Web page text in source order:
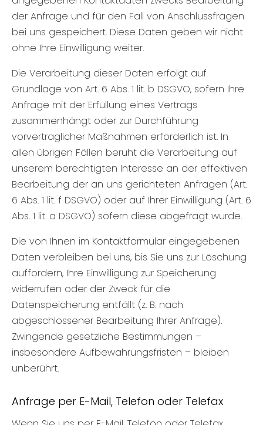
der Anfrage und für den Fall von Anschlussfragen
bei uns gespeichert. Diese Daten geben wir nicht
ohne Ihre Einwilligung weiter.
Die Verarbeitung dieser Daten erfolgt auf
Grundlage von Art. 6 Abs. 1 lit. b DSGVO, sofern Ihre
Anfrage mit der Erfüllung eines Vertrags
zusammenhängt oder zur Durchführung
vorvertraglicher Maßnahmen erforderlich ist. In
allen übrigen Fällen beruht die Verarbeitung auf
unserem berechtigten Interesse an der effektiven
Bearbeitung der an uns gerichteten Anfragen (Art.
6 Abs. 1 lit. f DSGVO) oder auf Ihrer Einwilligung (Art. 6
Abs. 1 lit. a DSGVO) sofern diese abgefragt wurde.
Die von Ihnen im Kontaktformular eingegebenen
Daten verbleiben bei uns, bis Sie uns zur Löschung
auffordern, Ihre Einwilligung zur Speicherung
widerrufen oder der Zweck für die
Datenspeicherung entfällt (z. B. nach
abgeschlossener Bearbeitung Ihrer Anfrage).
Zwingende gesetzliche Bestimmungen –
insbesondere Aufbewahrungsfristen – bleiben
unberührt.
Anfrage per E-Mail, Telefon oder Telefax